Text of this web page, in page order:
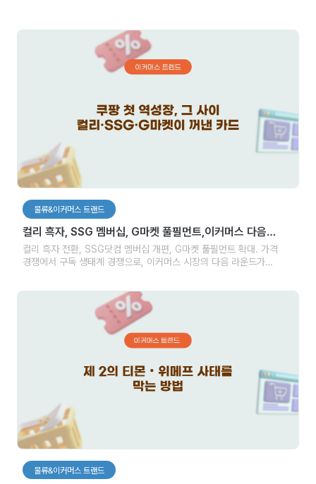
물류&이커머스 트랜드
컬리 흑자, SSG 멤버십, G마켓 풀필먼트,이커머스 다음
라운드가 열렸다
컬리 흑자 전환, SSG닷컴 멤버십 개편, G마켓 풀필먼트 확대. 가격
경쟁에서 구독 생태계 경쟁으로, 이커머스 시장의 다음 라운드가
물류&이커머스 트랜드